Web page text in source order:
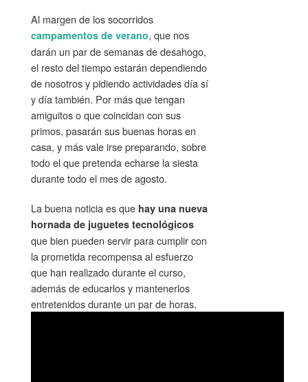
Al margen de los socorridos
campamentos de verano, que nos
darán un par de semanas de desahogo,
el resto del tiempo estarán dependiendo
de nosotros y pidiendo actividades día sí
y día también. Por más que tengan
amiguitos o que coincidan con sus
primos, pasarán sus buenas horas en
casa, y más vale irse preparando, sobre
todo el que pretenda echarse la siesta
durante todo el mes de agosto.
La buena noticia es que hay una nueva
hornada de juguetes tecnológicos
que bien pueden servir para cumplir con
la prometida recompensa al esfuerzo
que han realizado durante el curso,
además de educarlos y mantenerlos
entretenidos durante un par de horas.